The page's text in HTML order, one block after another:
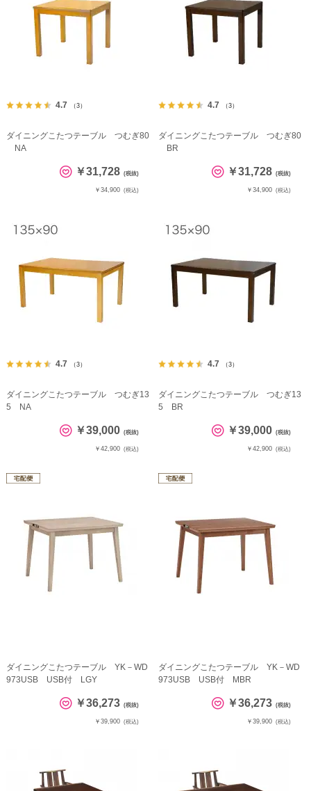
4.7 （3）
ダイニングこたつテーブル つむぎ80
NA
￥31,728 (税抜)
￥34,900 (税込)
4.7 （3）
ダイニングこたつテーブル つむぎ80
BR
￥31,728 (税抜)
￥34,900 (税込)
4.7 （3）
ダイニングこたつテーブル つむぎ13
5 NA
￥39,000 (税抜)
￥42,900 (税込)
4.7 （3）
ダイニングこたつテーブル つむぎ13
5 BR
￥39,000 (税抜)
￥42,900 (税込)
ダイニングこたつテーブル YK－WD
973USB USB付 LGY
￥36,273 (税抜)
￥39,900 (税込)
ダイニングこたつテーブル YK－WD
973USB USB付 MBR
￥36,273 (税抜)
￥39,900 (税込)